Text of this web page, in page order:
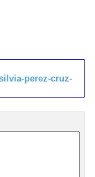
perez-cruz-